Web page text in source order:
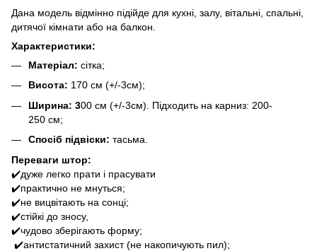
Дана модель відмінно підійде для кухні, залу, вітальні, спальні,
дитячої кімнати або на балкон.
Характеристики:
Матеріал: сітка;
Висота: 170 см (+/-3см);
Ширина: 300 см (+/-3см). Підходить на карниз: 200-
250 см;
Спосіб підвіски: тасьма.
Переваги штор:
✔️дуже легко прати і прасувати
✔️практично не мнуться;
✔️не вицвітають на сонці;
✔️стійкі до зносу,
✔️чудово зберігають форму;
✔️антистатичний захист (не накопичують пил);